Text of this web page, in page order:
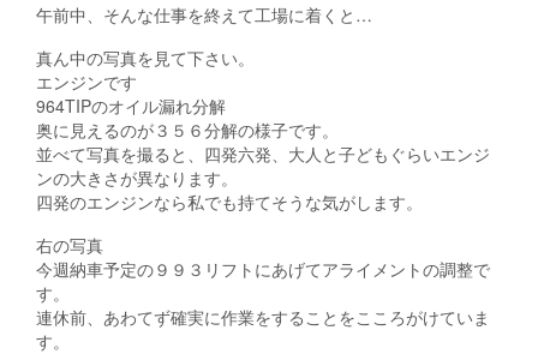
午前中、そんな仕事を終えて工場に着くと…
真ん中の写真を見て下さい。
エンジンです
964TIPのオイル漏れ分解
奥に見えるのが３５６分解の様子です。
並べて写真を撮ると、四発六発、大人と子どもぐらいエンジ
ンの大きさが異なります。
四発のエンジンなら私でも持てそうな気がします。
右の写真
今週納車予定の９９３リフトにあげてアライメントの調整で
す。
連休前、あわてず確実に作業をすることをこころがけていま
す。